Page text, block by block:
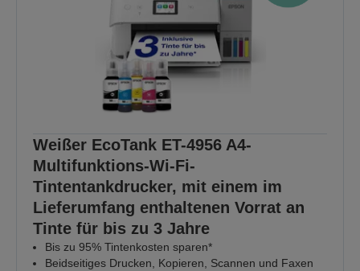
Weißer EcoTank ET-4956 A4-
Multifunktions-Wi-Fi-
Tintentankdrucker, mit einem im
Lieferumfang enthaltenen Vorrat an
Tinte für bis zu 3 Jahre
Bis zu 95% Tintenkosten sparen*
Beidseitiges Drucken, Kopieren, Scannen und Faxen